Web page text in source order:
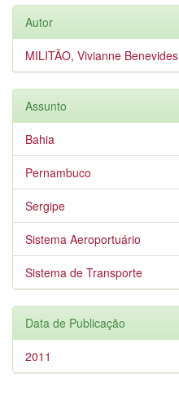
Autor
MILITÃO, Vivianne Benevides
Assunto
Bahia
Pernambuco
Sergipe
Sistema Aeroportuário
Sistema de Transporte
Data de Publicação
2011